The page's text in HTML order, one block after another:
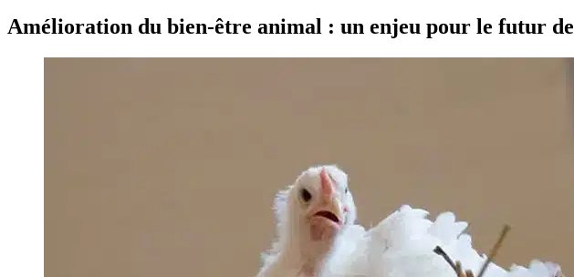
Amélioration du bien-être animal : un enjeu pour le futur